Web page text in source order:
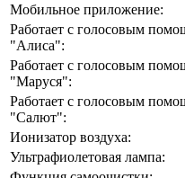
Мобильное приложение:
Работает с голосовым
"Алиса":
Работает с голосовым
"Маруся":
Работает с голосовым
"Салют":
Ионизатор воздуха:
Ультрафиолетовая лампа: